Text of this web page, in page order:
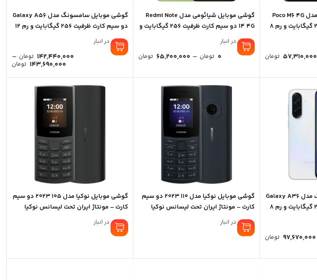
گوشی موبایل شیائومی مدل Poco M6 4G
دو سیم کارت ظرفیت 256 گیگابایت و رم 8
57,310,000 تومانPrice
through
57,310,000 تومان
گوشی موبایل شیائومی مدل Redmi Note
14 4G دو سیم کارت ظرفیت 256 گیگابایت و
رم 8 گیگابایت
موجود در انبار
0 تومان –
65,200,000 تومانPrice
through
65,200,000 تومان
گوشی موبایل سامسونگ مدل Galaxy A56
دو سیم کارت ظرفیت 256 گیگابایت و رم 12
گیگابایت
موجود در انبار
142,440,000 تومان –
143,690,000 تومان
گوشی موبایل سامسونگ مدل Galaxy A36
دو سیم کارت ظرفیت 256 گیگابایت و رم 8
97,670,000 تومانPrice
through
گوشی موبایل نوکیا مدل 110 2023 دو سیم
کارت – مونتاژ ایران تحت لیسانس نوکیا
موجود در انبار
گوشی موبایل نوکیا مدل 105 2023 دو سیم‌
کارت – مونتاژ ایران تحت لیسانس نوکیا
موجود در انبار